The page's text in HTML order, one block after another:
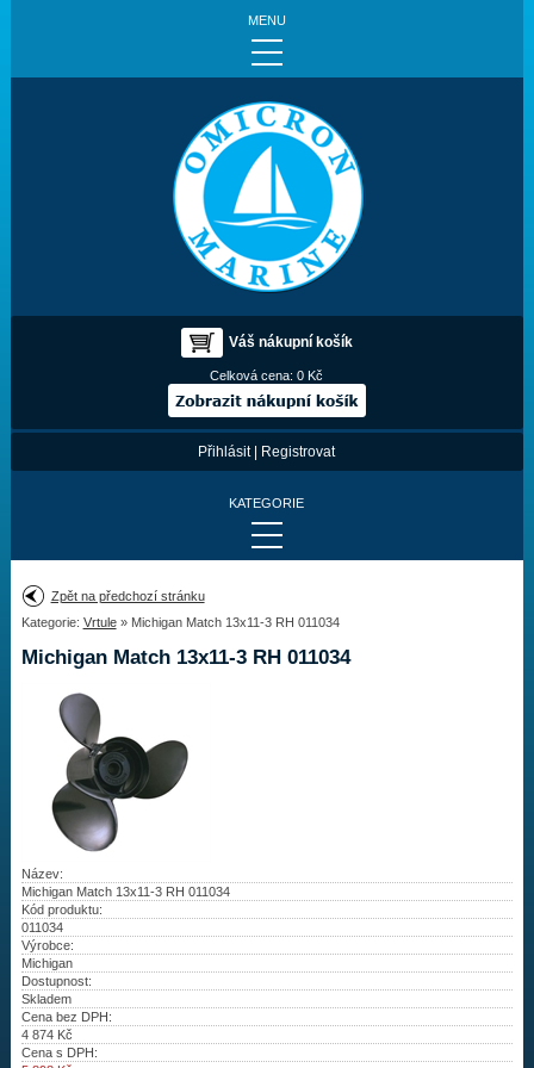
MENU
Váš nákupní košík
Celková cena:0 Kč
Přihlásit| Registrovat
KATEGORIE
Provedení:
Výrobce:
Drážky na hřídeli:
Najít vrtuli
Vrtule
Redukční pouzdra XHS
Kontakty
Aktuality
Zpět na předchozí stránku
Kategorie: Vrtule» Michigan Match 13x11-3 RH 011034
Michigan Match 13x11-3 RH 011034
Název:
Michigan Match 13x11-3 RH 011034
Kód produktu:
011034
Výrobce:
Michigan
Dostupnost:
Skladem
Cena bez DPH:
4 874Kč
Cena s DPH: